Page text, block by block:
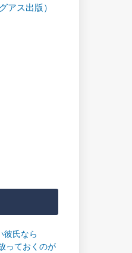
アス出版）
彼氏なら
っておくのが